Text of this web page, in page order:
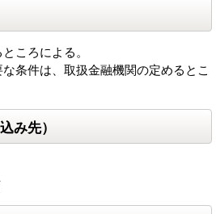
ころによる。
条件は、取扱金融機関の定めるとこ
み先）